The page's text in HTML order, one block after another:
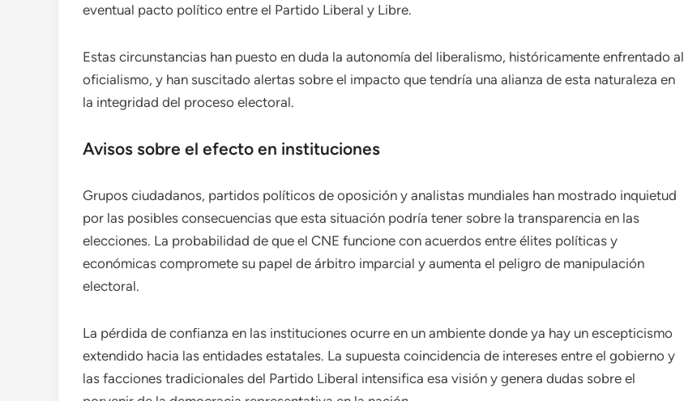
eventual pacto político entre el Partido Liberal y Libre.
Estas circunstancias han puesto en duda la autonomía del liberalismo, históricamente enfrentado al
oficialismo, y han suscitado alertas sobre el impacto que tendría una alianza de esta naturaleza en
la integridad del proceso electoral.
Avisos sobre el efecto en instituciones
Grupos ciudadanos, partidos políticos de oposición y analistas mundiales han mostrado inquietud
por las posibles consecuencias que esta situación podría tener sobre la transparencia en las
elecciones. La probabilidad de que el CNE funcione con acuerdos entre élites políticas y
económicas compromete su papel de árbitro imparcial y aumenta el peligro de manipulación
electoral.
La pérdida de confianza en las instituciones ocurre en un ambiente donde ya hay un escepticismo
extendido hacia las entidades estatales. La supuesta coincidencia de intereses entre el gobierno y
las facciones tradicionales del Partido Liberal intensifica esa visión y genera dudas sobre el